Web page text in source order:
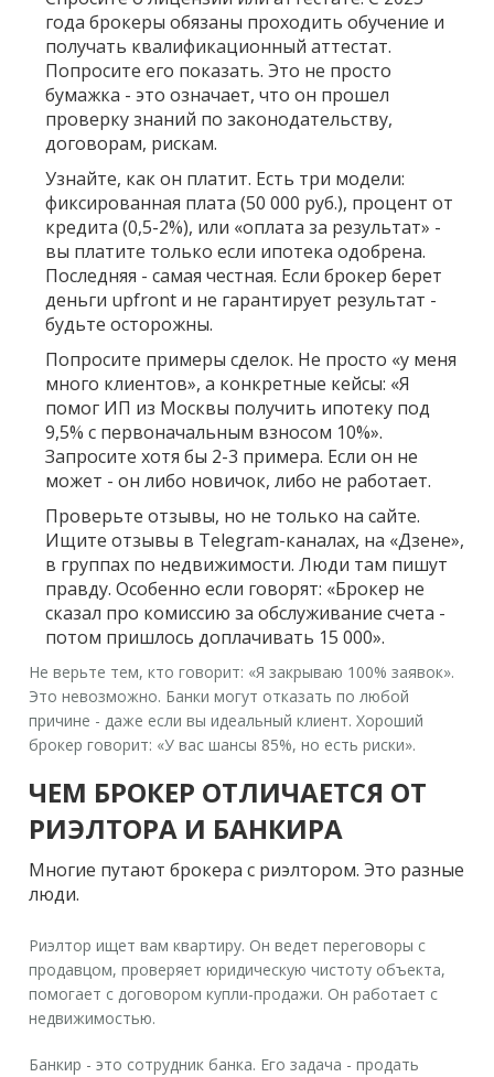
года брокеры обязаны проходить обучение и
получать квалификационный аттестат.
Попросите его показать. Это не просто
бумажка - это означает, что он прошел
проверку знаний по законодательству,
договорам, рискам.
Узнайте, как он платит. Есть три модели:
фиксированная плата (50 000 руб.), процент от
кредита (0,5-2%), или «оплата за результат» -
вы платите только если ипотека одобрена.
Последняя - самая честная. Если брокер берет
деньги upfront и не гарантирует результат -
будьте осторожны.
Попросите примеры сделок. Не просто «у меня
много клиентов», а конкретные кейсы: «Я
помог ИП из Москвы получить ипотеку под
9,5% с первоначальным взносом 10%».
Запросите хотя бы 2-3 примера. Если он не
может - он либо новичок, либо не работает.
Проверьте отзывы, но не только на сайте.
Ищите отзывы в Telegram-каналах, на «Дзене»,
в группах по недвижимости. Люди там пишут
правду. Особенно если говорят: «Брокер не
сказал про комиссию за обслуживание счета -
потом пришлось доплачивать 15 000».
Не верьте тем, кто говорит: «Я закрываю 100% заявок».
Это невозможно. Банки могут отказать по любой
причине - даже если вы идеальный клиент. Хороший
брокер говорит: «У вас шансы 85%, но есть риски».
ЧЕМ БРОКЕР ОТЛИЧАЕТСЯ ОТ
РИЭЛТОРА И БАНКИРА
Многие путают брокера с риэлтором. Это разные
люди.
Риэлтор ищет вам квартиру. Он ведет переговоры с
продавцом, проверяет юридическую чистоту объекта,
помогает с договором купли-продажи. Он работает с
недвижимостью.
Банкир - это сотрудник банка. Его задача - продать